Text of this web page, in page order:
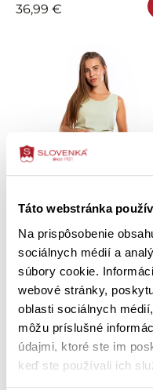
Táto webstránka
Na prispôsobenie
sociálnych médií a
súbory cookie.
webové stránky,
oblasti sociálnych
môžu príslušné
údajmi, ktoré ste im
keď ste používali ich
36,99 €
Dámske nohavice ROBIKA
rozparku
XXL
24,80 €